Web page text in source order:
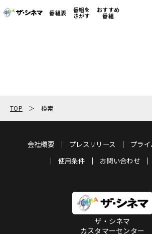
番組表 番組を
さがす
おすすめ
番組
TOP 検索
会社概要 プレスリリース
プラ
使用条件
お問い合わせ
ザ・シネマ
カスタマーセンター